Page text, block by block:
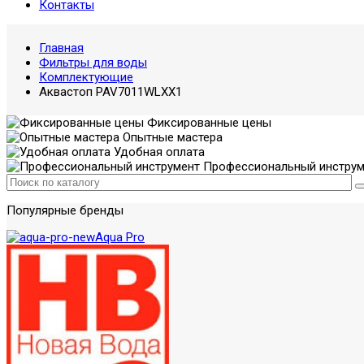
Контакты
Главная
Фильтры для воды
Комплектующие
Аквастоп PAV7011WLXX1
Фиксированные цены
Опытные мастера
Удобная оплата
Профессиональный
Популярные бренды
Aqua Pro